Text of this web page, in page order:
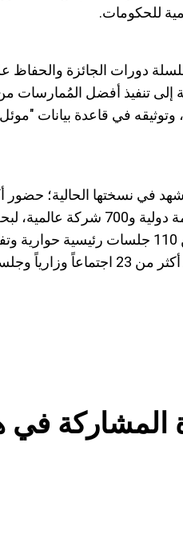
للحكومات.
دورات الجائزة والحفاظ
إلى تنفيذ أفضل المُمارسات
في قاعدة بيانات "موئل
متخصص من 140 وفداً حكومياً و85 منظمة دولية
المستقبلية العالمية الكبرى، خلال أكثر من 110 جلسات
فيها 200 شخصية عالمية، إضافة إلى عقد أكثر
المشاركة في